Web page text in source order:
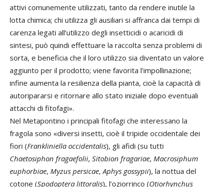
attivi comunemente utilizzati, tanto da rendere inutile la
lotta chimica; chi utilizza gli ausiliari si affranca dai tempi di
carenza legati all’utilizzo degli insetticidi o acaricidi di
sintesi, può quindi effettuare la raccolta senza problemi di
sorta, e beneficia che il loro utilizzo sia diventato un valore
aggiunto per il prodotto; viene favorita l’impollinazione;
infine aumenta la resilienza della pianta, cioè la capacità di
autoripararsi e ritornare allo stato iniziale dopo eventuali
attacchi di fitofagi».
Nel Metapontino i principali fitofagi che interessano la
fragola sono «diversi insetti, cioè il tripide occidentale dei
fiori (Frankliniella occidentalis), gli afidi (su tutti
Chaetosiphon fragaefolii, Sitobion fragariae, Macrosiphum
euphorbiae, Myzus persicae,Aphys gossypii), la nottua del
cotone (Spodoptera littoralis), l’oziorrinco (Otiorhynchus